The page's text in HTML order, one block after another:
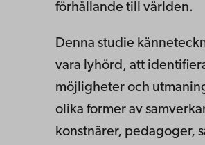
förhållande till världen.
Denna studie
vara lyhörd, att
möjligheter och
olika former av
konstnärer, pedagoger,